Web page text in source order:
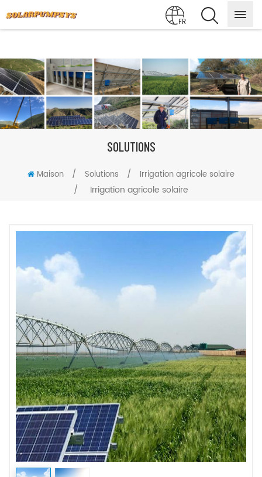
FR
SOLUTIONS
Maison / Solutions / Irrigation agricole solaire
/ Irrigation agricole solaire